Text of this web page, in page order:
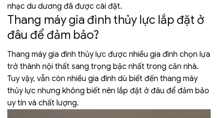
nhạc du dương đã được cài đặt.
Thang máy gia đình thủy lực lắp đặt ở
đâu để đảm bảo?
Thang máy gia đình thủy lực được nhiều gia đình chọn lựa
trở thành nội thất sang trọng bậc nhất trong căn nhà.
Tuy vậy, vẫn còn nhiều gia đình dù biết đến thang máy
thủy lực nhưng không biết nên lắp đặt ở đâu để đảm bảo
uy tín và chất lượng.